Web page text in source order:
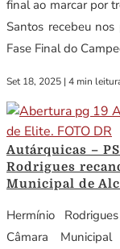
final ao marcar por
Santos recebeu
Fase Final do
Set 18, 2025 | 4 min
Autárquicas –
Rodrigues
Municipal de
Hermínio
Câmara